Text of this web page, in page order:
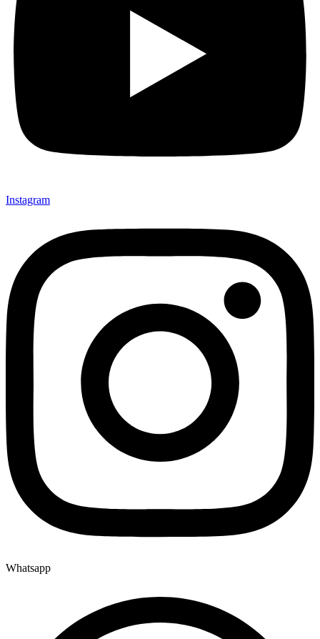
Instagram
Whatsapp